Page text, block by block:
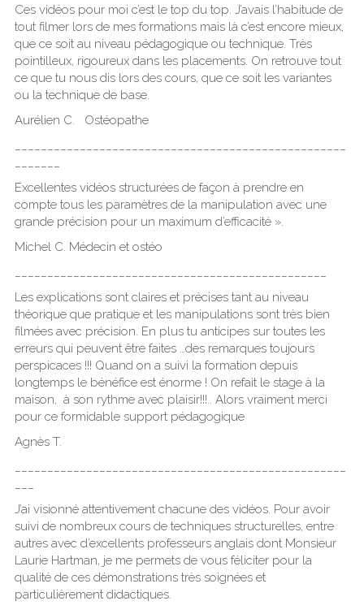
Ces vidéos pour moi c’est le top du top. J’avais l’habitude de
tout filmer lors de mes formations mais là c’est encore mieux,
que ce soit au niveau pédagogique ou technique. Très
pointilleux, rigoureux dans les placements. On retrouve tout
ce que tu nous dis lors des cours, que ce soit les variantes
ou la technique de base.
Aurélien C.   Ostéopathe
Excellentes vidéos structurées de façon à prendre en
compte tous les paramètres de la manipulation avec une
grande précision pour un maximum d’efficacité ».
Michel C. Médecin et ostéo
Les explications sont claires et précises tant au niveau
théorique que pratique et les manipulations sont très bien
filmées avec précision. En plus tu anticipes sur toutes les
erreurs qui peuvent être faites …des remarques toujours
perspicaces !!! Quand on a suivi la formation depuis
longtemps le bénéfice est énorme ! On refait le stage à la
maison,  à son rythme avec plaisir!!!.. Alors vraiment merci
pour ce formidable support pédagogique
Agnès T.
J’ai visionné attentivement chacune des vidéos. Pour avoir
suivi de nombreux cours de techniques structurelles, entre
autres avec d’excellents professeurs anglais dont Monsieur
Laurie Hartman, je me permets de vous féliciter pour la
qualité de ces démonstrations très soignées et
particulièrement didactiques.